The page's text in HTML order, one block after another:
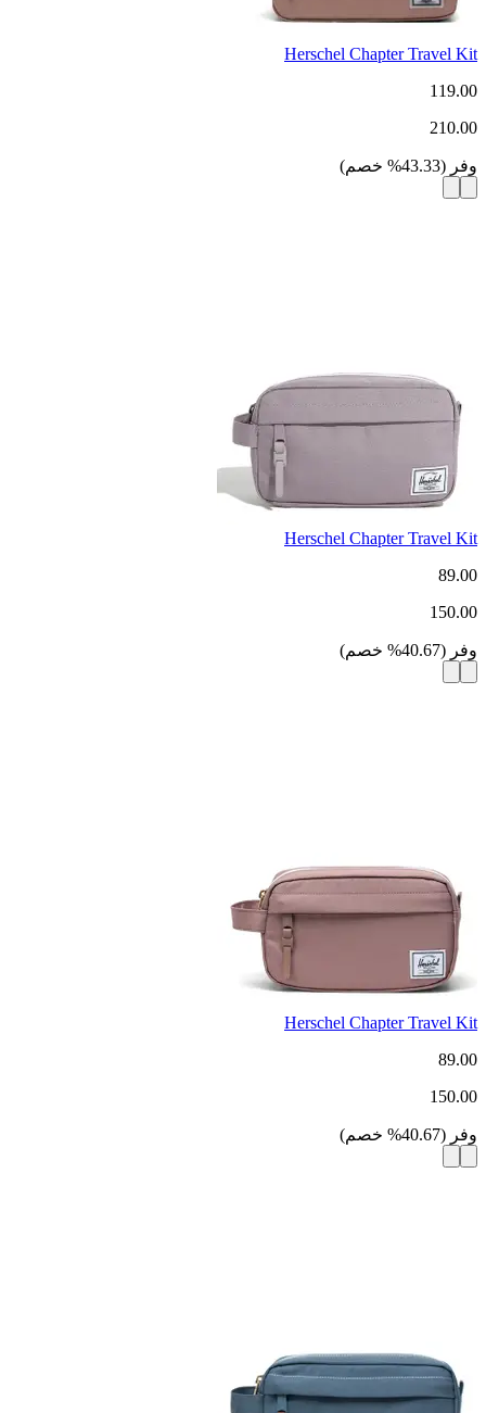
Herschel Chapter Travel Kit
119.00
210.00
وفر (
43.33
% خصم)
Herschel Chapter Travel Kit
89.00
150.00
وفر (
40.67
% خصم)
Herschel Chapter Travel Kit
89.00
150.00
وفر (
40.67
% خصم)